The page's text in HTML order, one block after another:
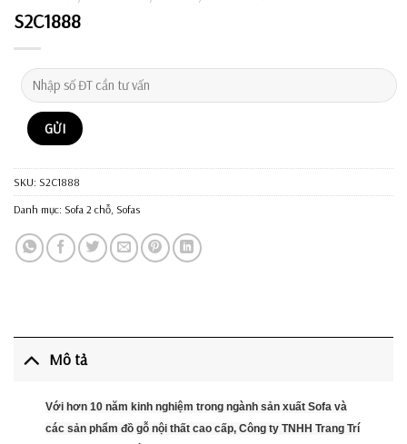
S2C1888
SKU: S2C1888
Danh mục: Sofa 2 chỗ Sofas
Mô tả
Với hơn 10 năm kinh nghiệm trong ngành sản xuất Sofa và
các sản phẩm đồ gỗ nội thất cao cấp, Công ty TNHH Trang Trí